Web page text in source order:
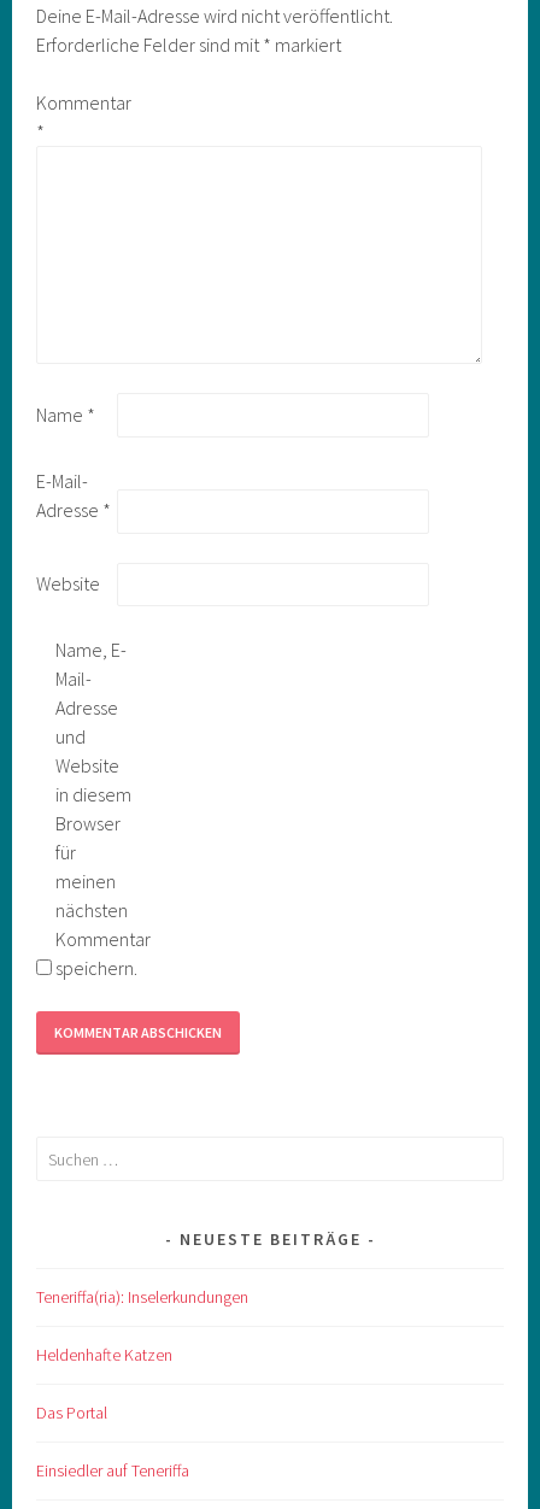
Deine E-Mail-Adresse wird nicht veröffentlicht.
Erforderliche Felder sind mit * markiert
Kommentar
*
Name *
E-Mail-
Adresse *
Website
Name, E-
Mail-
Adresse
und
Website
in diesem
Browser
für
meinen
nächsten
Kommentar
speichern.
Suchen
NEUESTE BEITRÄGE
Teneriffa(ria): Inselerkundungen
Heldenhafte Katzen
Das Portal
Einsiedler auf Teneriffa